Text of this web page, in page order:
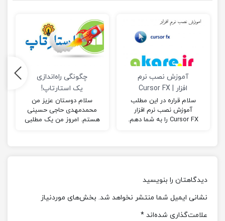
آموزش نصب نرم
افزار | Cursor FX
سلام قراره در این مطلب
آموزش نصب نرم افزار
Cursor FX را به شما دهم.
چگونگی راه‌اندازی
یک استارتاپ!
سلام دوستان عزیز من
محمدمهدی حاجی حسینی
هستم. امروز من یک مطلبی
دیدگاهتان را بنویسید
نشانی ایمیل شما منتشر نخواهد شد. بخش‌های موردنیاز
علامت‌گذاری شده‌اند *